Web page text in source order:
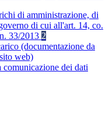
di amministrazione, di
di cui all'art. 14, co.
33/2013 2
(documentazione da
web)
comunicazione dei dati